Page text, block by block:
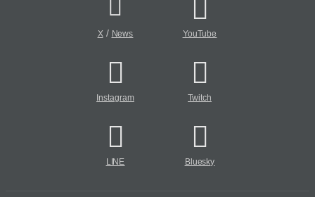
X/ News YouTube
Instagram Twitch
LINE Bluesky